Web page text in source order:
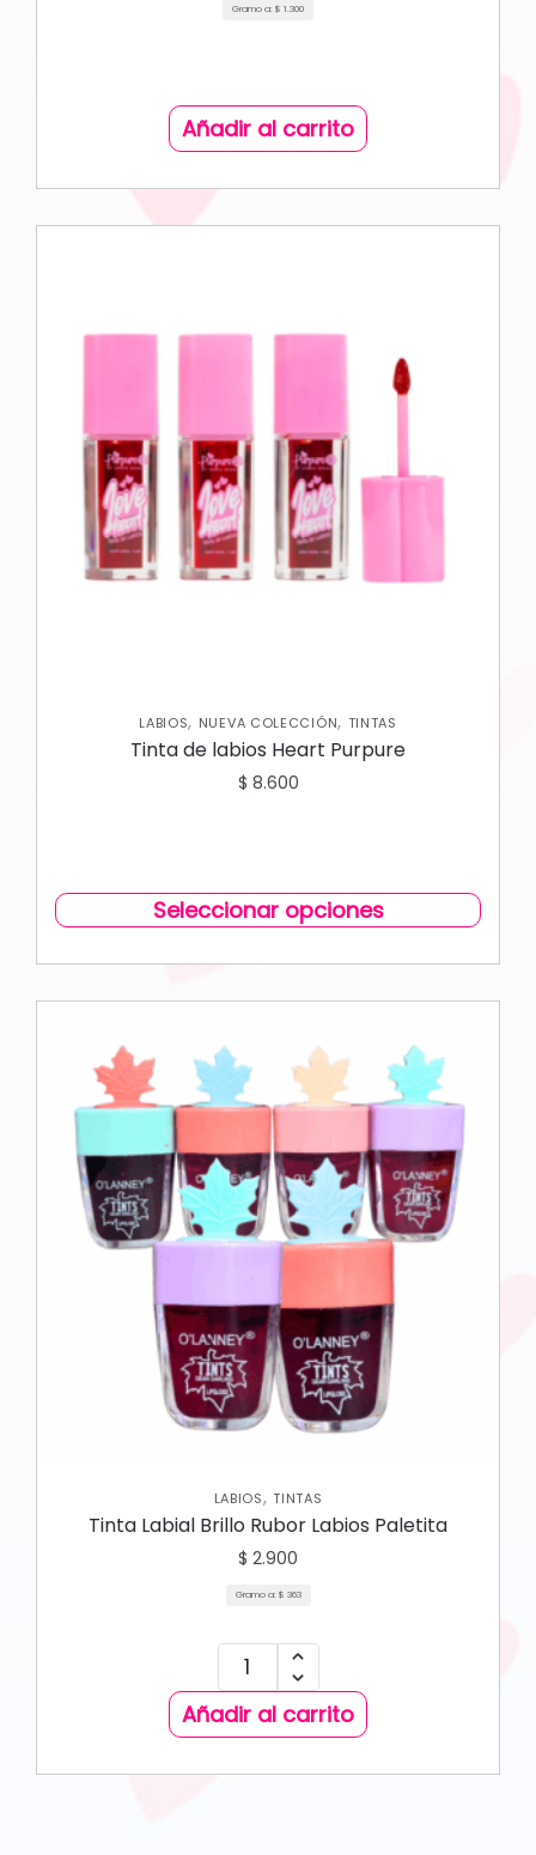
Gramo a: $ 1.300
Añadir al carrito
LABIOS, NUEVA COLECCIÓN, TINTAS
Tinta de labios Heart Purpure
$ 8.600
Seleccionar opciones
LABIOS,TINTAS
Tinta Labial Brillo Rubor Labios Paletita
$ 2.900
Gramo a: $ 363
Añadir al carrito